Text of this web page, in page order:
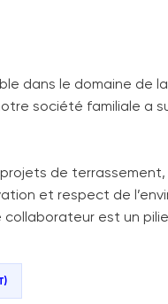
dans le domaine de
société familiale a
de
et respect de
est un